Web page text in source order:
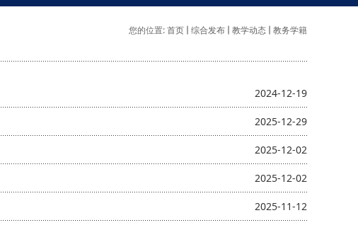
您的位置:首页 综合发布 教学动态 教务学籍
2024-12-19
2025-12-29
2025-12-02
2025-12-02
2025-11-12